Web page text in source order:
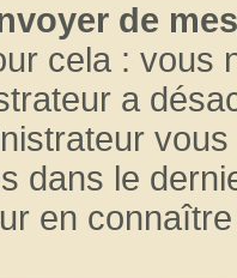
de
cela : vous
a
dans le
en